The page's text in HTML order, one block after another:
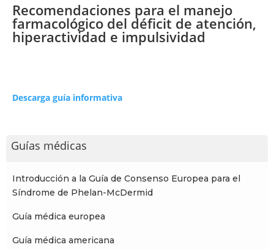
Guías médicas
Introducción a la Guía de Consenso Europea para el
Síndrome de Phelan-McDermid
Guía médica europea
Guía médica americana
Recomendaciones para el manejo
farmacológico del déficit de atención,
hiperactividad e impulsividad
Descarga guía informativa